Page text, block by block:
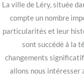
La ville de Léry, située
compte un nombre
particularités et leur
sont succédé à la
changements
allons nous intéresser